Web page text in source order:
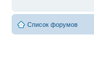
Список форумов